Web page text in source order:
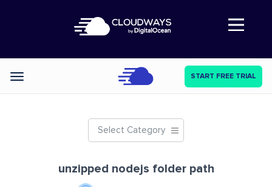
Abre a navegação
Categories START FREE TRIAL
Select Category
unzipped nodejs folder path